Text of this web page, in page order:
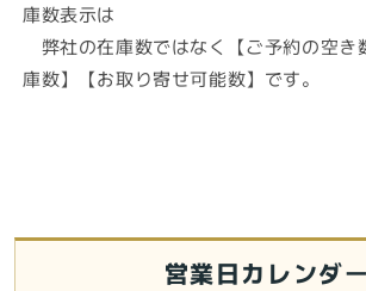
の
数
量
数
量
庫数表示は
弊社の在庫数ではなく【ご予約の空き
庫数】【お取り寄せ可能数】です。
営業日カレンダー